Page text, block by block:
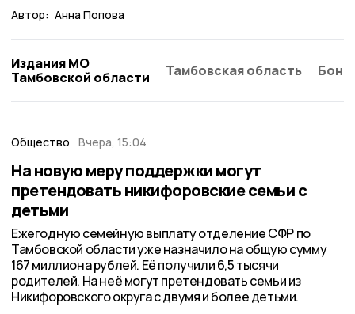
Автор: Анна Попова
Издания МО
Тамбовской области
Тамбовская область
Общество Вчера, 15:04
На новую меру поддержки могут
претендовать никифоровские семьи с
детьми
Ежегодную семейную выплату отделение СФР по
Тамбовской области уже назначило на общую сумму
167 миллиона рублей. Её получили 6,5 тысячи
родителей. На неё могут претендовать семьи из
Никифоровского округа с двумя и более детьми.